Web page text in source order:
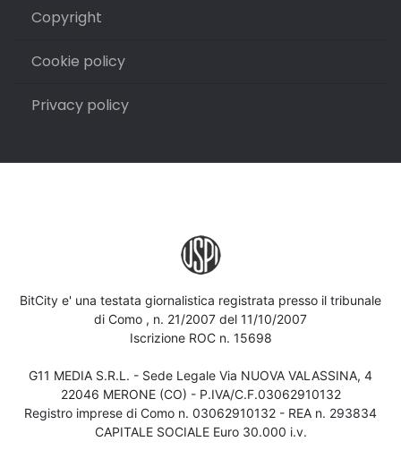
Copyright
Cookie policy
Privacy policy
BitCity e' una testata giornalistica registrata presso il tribunale
di Como , n. 21/2007 del 11/10/2007
Iscrizione ROC n. 15698
G11 MEDIA S.R.L. - Sede Legale Via NUOVA VALASSINA, 4
22046 MERONE (CO) - P.IVA/C.F.03062910132
Registro imprese di Como n. 03062910132 - REA n. 293834
CAPITALE SOCIALE Euro 30.000 i.v.